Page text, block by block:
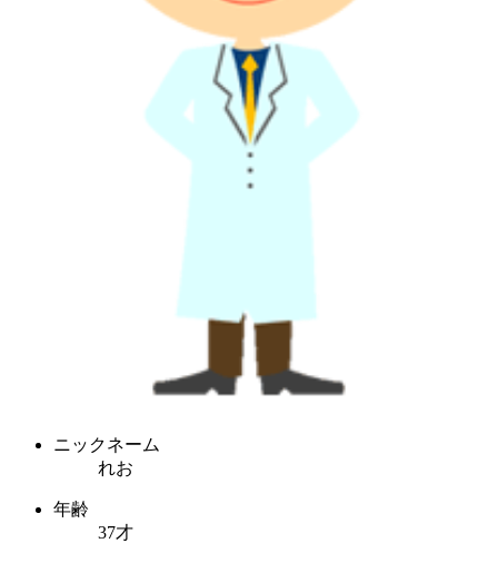
ニックネーム
れお
年齢
37才